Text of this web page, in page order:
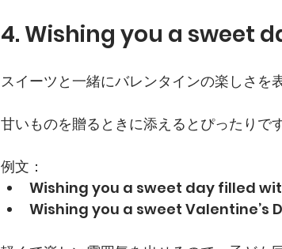
4. Wishing you a sweet
スイーツと一緒にバレンタインの楽しさを
甘いものを贈るときに添えるとぴったりです
例文：
Wishing you a sweet day filled
Wishing you a sweet Valentine’s